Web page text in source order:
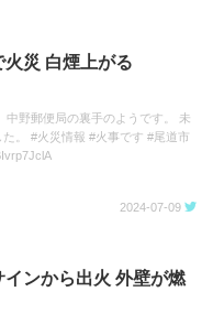
災 白煙上がる
中野郵便局の裏手のようです。 未
。 #火災情報 #火事です #尾道市
2024-07-09
ンから出火 外壁が燃